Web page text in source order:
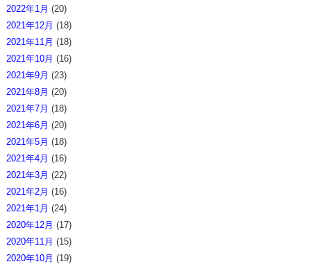
2022年1月 (20)
2021年12月 (18)
2021年11月 (18)
2021年10月 (16)
2021年9月 (23)
2021年8月 (20)
2021年7月 (18)
2021年6月 (20)
2021年5月 (18)
2021年4月 (16)
2021年3月 (22)
2021年2月 (16)
2021年1月 (24)
2020年12月 (17)
2020年11月 (15)
2020年10月 (19)